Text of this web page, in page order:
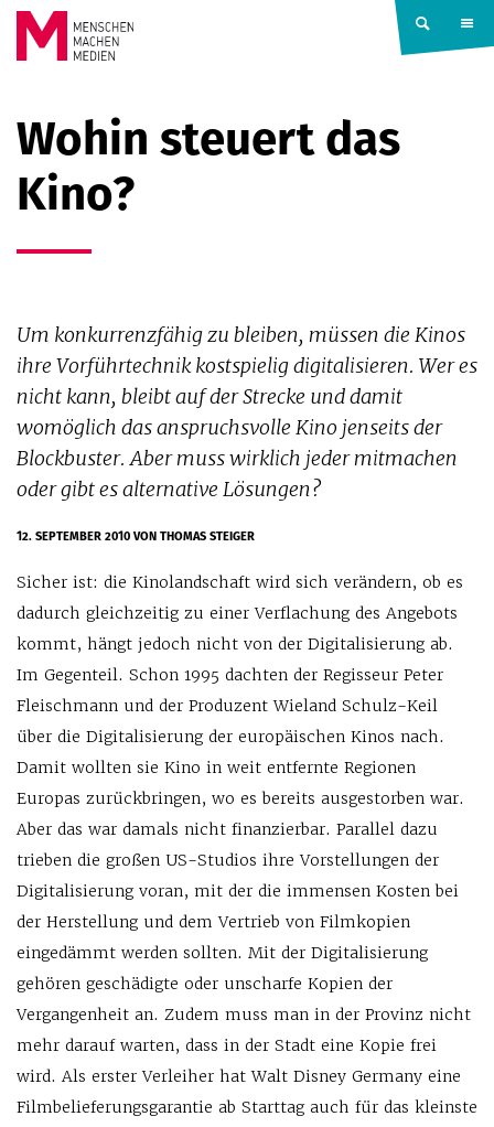
Springe zum Inhalt
MACHEN
MEDIEN
Wohin steuert das
Kino?
Um konkurrenzfähig zu bleiben, müssen die Kinos
ihre Vorführtechnik kostspielig digitalisieren. Wer es
nicht kann, bleibt auf der Strecke und damit
womöglich das anspruchsvolle Kino jenseits der
Blockbuster. Aber muss wirklich jeder mitmachen
oder gibt es alternative Lösungen?
12. SEPTEMBER 2010VON THOMAS STEIGER
Sicher ist: die Kinolandschaft wird sich verändern, ob es
dadurch gleichzeitig zu einer Verflachung des Angebots
kommt, hängt jedoch nicht von der Digitalisierung ab.
Im Gegenteil. Schon 1995 dachten der Regisseur Peter
Fleischmann und der Produzent Wieland Schulz-Keil
über die Digitalisierung der europäischen Kinos nach.
Damit wollten sie Kino in weit entfernte Regionen
Europas zurückbringen, wo es bereits ausgestorben war.
Aber das war damals nicht finanzierbar. Parallel dazu
trieben die großen US-Studios ihre Vorstellungen der
Digitalisierung voran, mit der die immensen Kosten bei
der Herstellung und dem Vertrieb von Filmkopien
eingedämmt werden sollten. Mit der Digitalisierung
gehören geschädigte oder unscharfe Kopien der
Vergangenheit an. Zudem muss man in der Provinz nicht
mehr darauf warten, dass in der Stadt eine Kopie frei
wird. Als erster Verleiher hat Walt Disney Germany eine
Filmbelieferungsgarantie ab Starttag auch für das kleinste